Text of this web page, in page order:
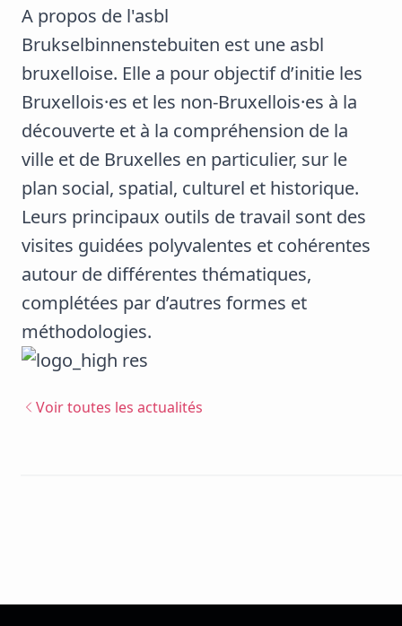
A propos de l'asbl
Brukselbinnenstebuiten est une asbl
bruxelloise. Elle a pour objectif d’initie les
Bruxellois·es et les non-Bruxellois·es à la
découverte et à la compréhension de la
ville et de Bruxelles en particulier, sur le
plan social, spatial, culturel et historique.
Leurs principaux outils de travail sont des
visites guidées polyvalentes et cohérentes
autour de différentes thématiques,
complétées par d’autres formes et
méthodologies.
Voir toutes les actualités